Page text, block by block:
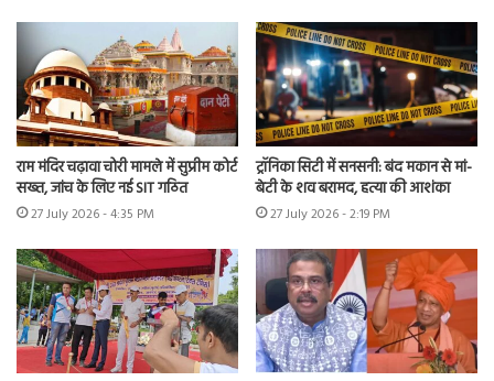
राम मंदिर चढ़ावा चोरी मामले में सुप्रीम कोर्ट
सख्त, जांच के लिए नई SIT गठित
27 July 2026 - 4:35 PM
ट्रॉनिका सिटी में सनसनी: बंद मकान से मां-
बेटी के शव बरामद, हत्या की आशंका
27 July 2026 - 2:19 PM